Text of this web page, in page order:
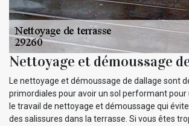
Nettoyage et démoussage
Le nettoyage et démoussage de dallage sont
primordiales pour avoir un sol performant pour
le travail de nettoyage et démoussage qui
des salissures dans la terrasse. Si vous êtes